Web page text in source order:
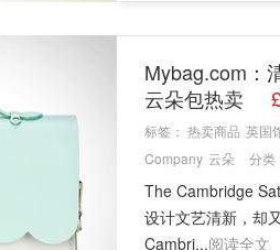
Mybag.com：
云朵包热卖
标签： 热卖商品 英国
Company 云朵 分类
The Cambridge
设计文艺清新，却
Cambri...阅读全文